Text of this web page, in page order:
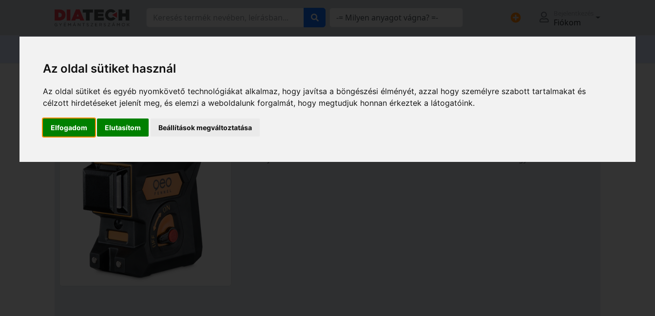
Az oldal sütiket használ
Az oldal sütiket és egyéb nyomkövető technológiákat alkalmaz, hogy javítsa a böngészési élményét, azzal hogy személyre szabott tartalmakat és
célzott hirdetéseket jelenít meg, és elemzi a weboldalunk forgalmát, hogy megtudjuk honnan érkeztek a látogatóink.
Elfogadom Elutasítom Beállítások megváltoztatása
Fiókom
Önbeálló kereszt- és vonallézerek